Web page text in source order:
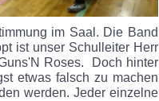
im Saal. Die Band
ist unser Schulleiter Herr
Roses. Doch hinter
etwas falsch zu machen
werden. Jeder einzelne